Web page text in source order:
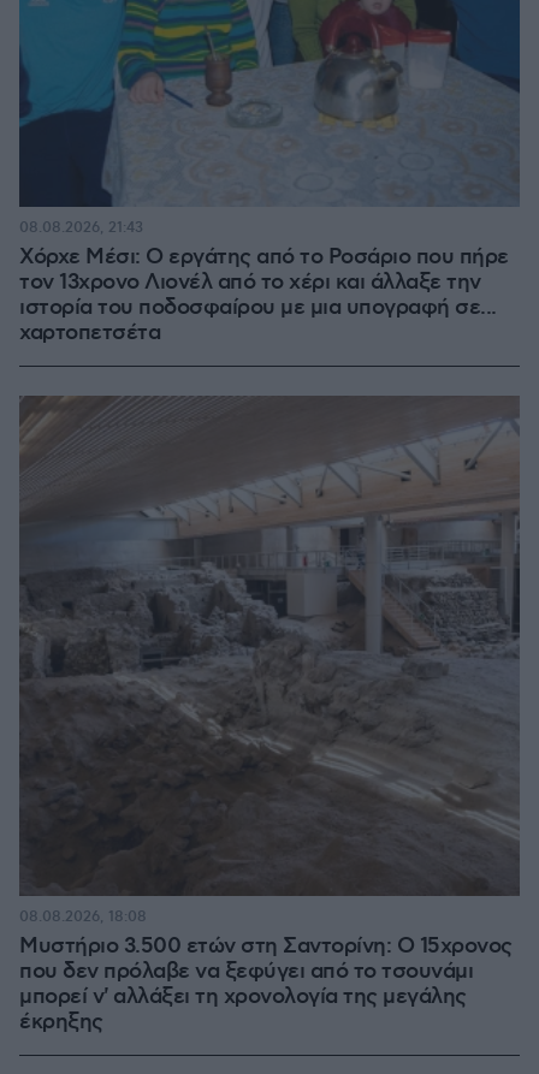
Χόρχε Μέσι: Ο εργάτης από το Ροσάριο που πήρε
τον 13χρονο Λιονέλ από το χέρι και άλλαξε την
ιστορία του ποδοσφαίρου με μια υπογραφή σε...
χαρτοπετσέτα
08.08.2026, 21:43
Μυστήριο 3.500 ετών στη Σαντορίνη: Ο 15χρονος
που δεν πρόλαβε να ξεφύγει από το τσουνάμι
μπορεί ν' αλλάξει τη χρονολογία της μεγάλης
έκρηξης
08.08.2026, 18:08